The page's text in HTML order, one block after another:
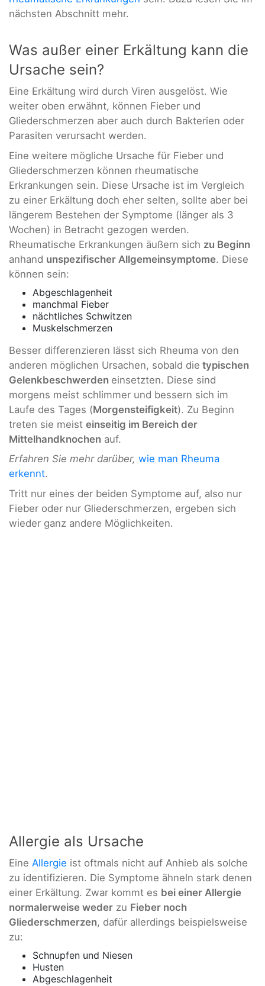
nächsten Abschnitt mehr.
Was außer einer Erkältung kann die
Ursache sein?
Eine Erkältung wird durch Viren ausgelöst. Wie
weiter oben erwähnt, können Fieber und
Gliederschmerzen aber auch durch Bakterien oder
Parasiten verursacht werden.
Eine weitere mögliche Ursache für Fieber und
Gliederschmerzen können rheumatische
Erkrankungen sein. Diese Ursache ist im Vergleich
zu einer Erkältung doch eher selten, sollte aber bei
längerem Bestehen der Symptome (länger als 3
Wochen) in Betracht gezogen werden.
Rheumatische Erkrankungen äußern sich zu Beginn
anhand unspezifischer Allgemeinsymptome. Diese
können sein:
Abgeschlagenheit
manchmal Fieber
nächtliches Schwitzen
Muskelschmerzen
Besser differenzieren lässt sich Rheuma von den
anderen möglichen Ursachen, sobald die typischen
Gelenkbeschwerden einsetzten. Diese sind
morgens meist schlimmer und bessern sich im
Laufe des Tages (Morgensteifigkeit). Zu Beginn
treten sie meist einseitig im Bereich der
Mittelhandknochen auf.
Erfahren Sie mehr darüber, wie man Rheuma
erkennt.
Tritt nur eines der beiden Symptome auf, also nur
Fieber oder nur Gliederschmerzen, ergeben sich
wieder ganz andere Möglichkeiten.
Allergie als Ursache
Eine Allergie ist oftmals nicht auf Anhieb als solche
zu identifizieren. Die Symptome ähneln stark denen
einer Erkältung. Zwar kommt es bei einer Allergie
normalerweise weder zu Fieber noch
Gliederschmerzen, dafür allerdings beispielsweise
zu:
Schnupfen und Niesen
Husten
Abgeschlagenheit